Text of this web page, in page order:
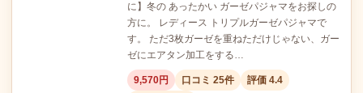
に】冬の あったかい ガーゼパジャマをお探しの
方に。 レディース トリプルガーゼパジャマで
す。 ただ3枚ガーゼを重ねただけじゃない、ガー
ゼにエアタン加工をする…
9,570円 口コミ 25件
評価 4.4